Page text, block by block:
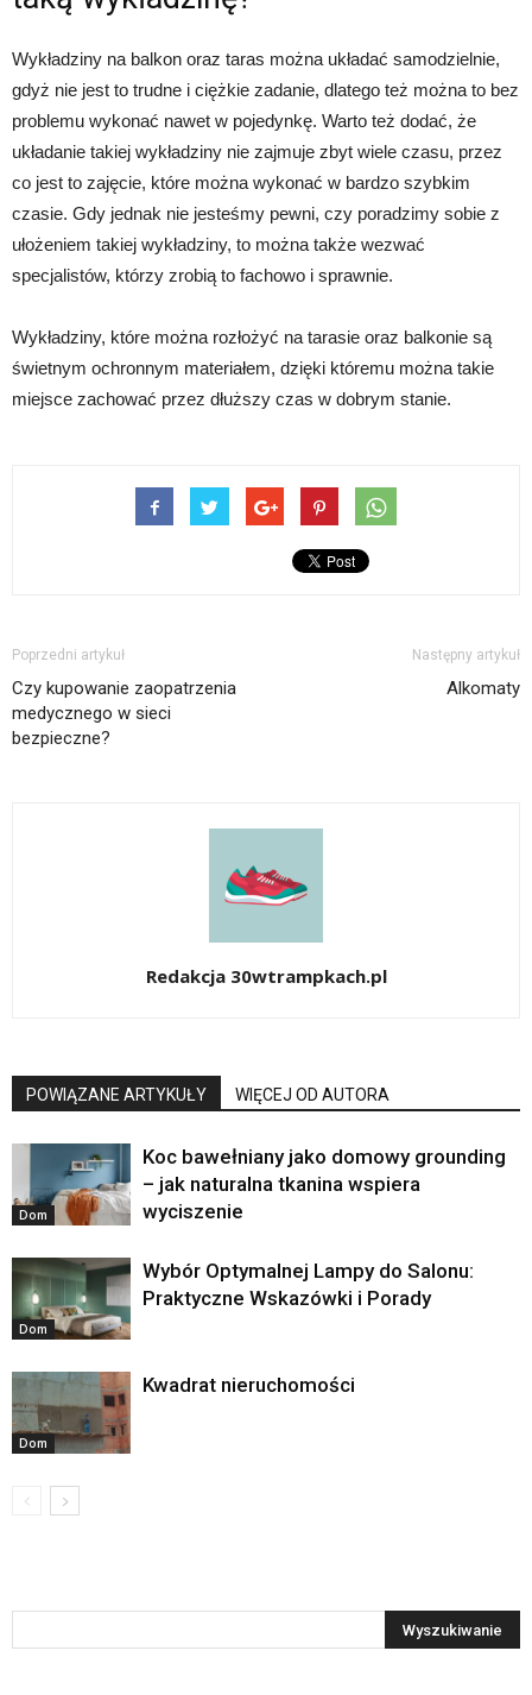
Wykładziny na balkon oraz taras można układać samodzielnie,
gdyż nie jest to trudne i ciężkie zadanie, dlatego też można to bez
problemu wykonać nawet w pojedynkę. Warto też dodać, że
układanie takiej wykładziny nie zajmuje zbyt wiele czasu, przez
co jest to zajęcie, które można wykonać w bardzo szybkim
czasie. Gdy jednak nie jesteśmy pewni, czy poradzimy sobie z
ułożeniem takiej wykładziny, to można także wezwać
specjalistów, którzy zrobią to fachowo i sprawnie.
Wykładziny, które można rozłożyć na tarasie oraz balkonie są
świetnym ochronnym materiałem, dzięki któremu można takie
miejsce zachować przez dłuższy czas w dobrym stanie.
Poprzedni artykuł
Czy kupowanie zaopatrzenia
medycznego w sieci
bezpieczne?
Następny artykuł
Alkomaty
Redakcja 30wtrampkach.pl
POWIĄZANE ARTYKUŁY WIĘCEJ OD AUTORA
Dom
Koc bawełniany jako domowy grounding
– jak naturalna tkanina wspiera
wyciszenie
Dom
Wybór Optymalnej Lampy do Salonu:
Praktyczne Wskazówki i Porady
Dom
Kwadrat nieruchomości